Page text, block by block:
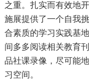
之重。扎实而有效地
施展提供了一个自我
合素质的学习实践基
间多多阅读相关教育
品社课录像，尽可能
习空间。